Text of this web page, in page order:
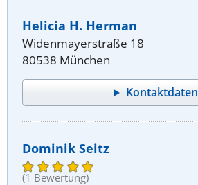
Helicia H. Herman
Widenmayerstraße 18
80538 München
Kontaktdaten
Dominik Seitz
(1 Bewertung)